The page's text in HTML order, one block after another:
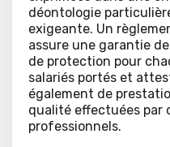
déontologie
exigeante. Un
assure une garantie
de protection pour
salariés portés et
également de
qualité effectuées par
professionnels.